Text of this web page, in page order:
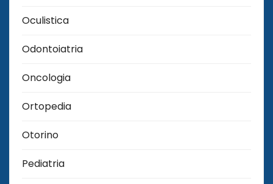
Oculistica
Odontoiatria
Oncologia
Ortopedia
Otorino
Pediatria